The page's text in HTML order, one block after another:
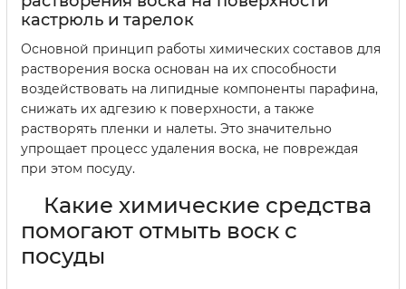
кастрюль и тарелок
Основной принцип работы химических составов для
растворения воска основан на их способности
воздействовать на липидные компоненты парафина,
снижать их адгезию к поверхности, а также
растворять пленки и налеты. Это значительно
упрощает процесс удаления воска, не повреждая
при этом посуду.
Какие химические средства
помогают отмыть воск с
посуды